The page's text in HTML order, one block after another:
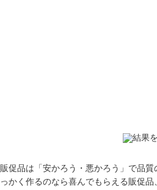
販促品は「安かろう・悪かろう」で品
っかく作るのなら喜んでもらえる販促